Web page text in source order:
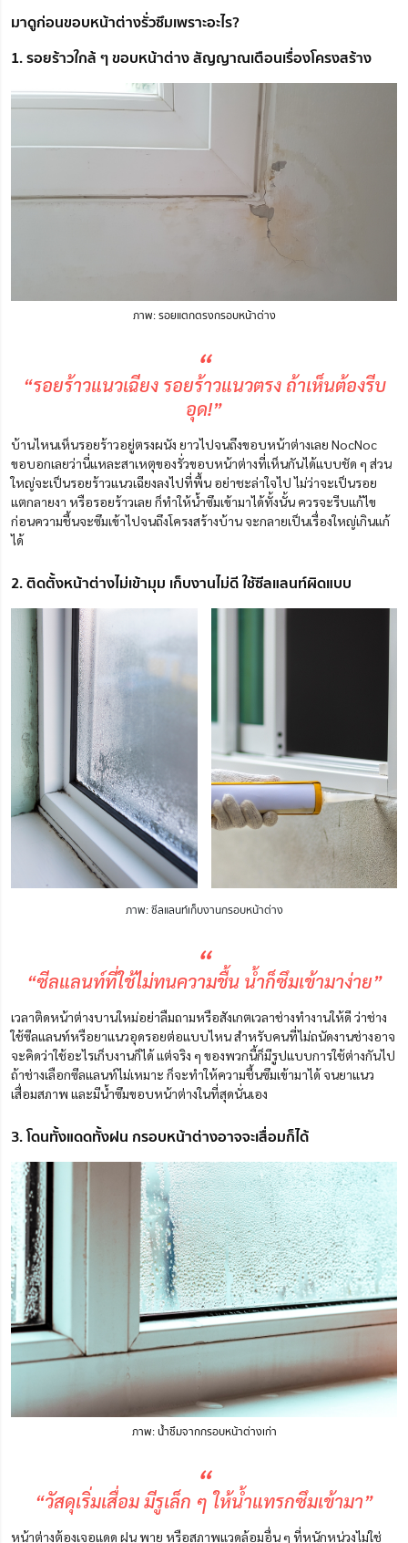
มาดูก่อนขอบหน้าต่างรั่วซึมเพราะอะไร?
1. รอยร้าวใกล้ ๆ ขอบหน้าต่าง สัญญาณเตือนเรื่องโครงสร้าง
ภาพ: รอยแตกตรงกรอบหน้าต่าง
“
“รอยร้าวแนวเฉียง รอยร้าวแนวตรง ถ้าเห็นต้องรีบ
อุด!”
บ้านไหนเห็นรอยร้าวอยู่ตรงผนัง ยาวไปจนถึงขอบหน้าต่างเลย NocNoc
ขอบอกเลยว่านี่แหละสาเหตุของรั่วขอบหน้าต่างที่เห็นกันได้แบบชัด ๆ ส่วน
ใหญ่จะเป็นรอยร้าวแนวเฉียงลงไปที่พื้น อย่าชะล่าใจไป ไม่ว่าจะเป็นรอย
แตกลายงา หรือรอยร้าวเลย ก็ทำให้น้ำซึมเข้ามาได้ทั้งนั้น ควรจะรีบแก้ไข
ก่อนความชื้นจะซึมเข้าไปจนถึงโครงสร้างบ้าน จะกลายเป็นเรื่องใหญ่เกินแก้
ได้
2. ติดตั้งหน้าต่างไม่เข้ามุม เก็บงานไม่ดี ใช้ซีลแลนท์ผิดแบบ
ภาพ: ซีลแลนท์เก็บงานกรอบหน้าต่าง
“
“ซีลแลนท์ที่ใช้ไม่ทนความชื้น น้ำก็ซึมเข้ามาง่าย”
เวลาติดหน้าต่างบานใหม่อย่าลืมถามหรือสังเกตเวลาช่างทำงานให้ดี ว่าช่าง
ใช้ซีลแลนท์หรือยาแนวอุดรอยต่อแบบไหน สำหรับคนที่ไม่ถนัดงานช่างอาจ
จะคิดว่าใช้อะไรเก็บงานก็ได้ แต่จริง ๆ ของพวกนี้ก็มีรูปแบบการใช้ต่างกันไป
ถ้าช่างเลือกซีลแลนท์ไม่เหมาะ ก็จะทำให้ความชื้นซึมเข้ามาได้ จนยาแนว
เสื่อมสภาพ และมีน้ำซึมขอบหน้าต่างในที่สุดนั่นเอง
3. โดนทั้งแดดทั้งฝน กรอบหน้าต่างอาจจะเสื่อมก็ได้
ภาพ: น้ำซึมจากกรอบหน้าต่างเก่า
“
“วัสดุเริ่มเสื่อม มีรูเล็ก ๆ ให้น้ำแทรกซึมเข้ามา”
หน้าต่างต้องเจอแดด ฝน พายุ หรือสภาพแวดล้อมอื่น ๆ ที่หนักหน่วงไม่ใช่